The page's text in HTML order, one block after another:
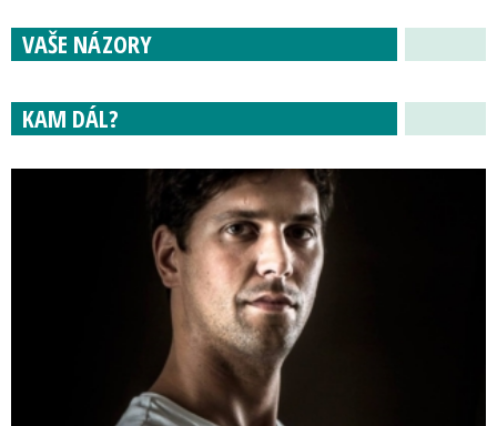
VAŠE NÁZORY
KAM DÁL?